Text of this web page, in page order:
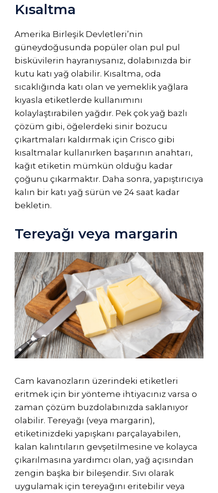
Kısaltma
Amerika Birleşik Devletleri’nin
güneydoğusunda popüler olan pul pul
bisküvilerin hayranıysanız, dolabınızda bir
kutu katı yağ olabilir. Kısaltma, oda
sıcaklığında katı olan ve yemeklik yağlara
kıyasla etiketlerde kullanımını
kolaylaştırabilen yağdır. Pek çok yağ bazlı
çözüm gibi, öğelerdeki sinir bozucu
çıkartmaları kaldırmak için Crisco gibi
kısaltmalar kullanırken başarının anahtarı,
kağıt etiketin mümkün olduğu kadar
çoğunu çıkarmaktır. Daha sonra, yapıştırıcıya
kalın bir katı yağ sürün ve 24 saat kadar
bekletin.
Tereyağı veya margarin
Cam kavanozların üzerindeki etiketleri
eritmek için bir yönteme ihtiyacınız varsa o
zaman çözüm buzdolabınızda saklanıyor
olabilir. Tereyağı (veya margarin),
etiketinizdeki yapışkanı parçalayabilen,
kalan kalıntıların gevşetilmesine ve kolayca
çıkarılmasına yardımcı olan, yağ açısından
zengin başka bir bileşendir. Sıvı olarak
uygulamak için tereyağını eritebilir veya